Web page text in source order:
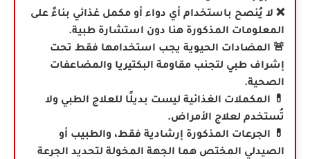
❌ لا يُنصح باستخدام أي دواء أو مكمل غذائي بناءً على
المعلومات المذكورة هنا دون استشارة طبية.
🚨 المضادات الحيوية يجب استخدامها فقط تحت
إشراف طبي لتجنب مقاومة البكتيريا والمضاعفات
الصحية.
💊 المكملات الغذائية ليست بديلًا للعلاج الطبي ولا
تُستخدم لعلاج الأمراض.
💊 الجرعات المذكورة إرشادية فقط، والطبيب أو
الصيدلي المختص هما الجهة المخولة لتحديد الجرعة